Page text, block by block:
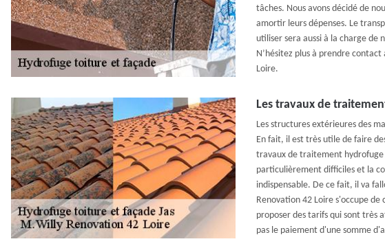
tâches. Nous avons décidé de
amortir leurs dépenses. Le
utiliser sera aussi à la charge de
N’hésitez plus à prendre
Loire.
Les travaux de
Les structures extérieures des
En fait, il est très utile de faire
travaux de traitement hydrofuge
particulièrement difficiles et la
indispensable. De ce fait, il va
Renovation 42 Loire s'occupe
proposer des tarifs qui sont très
pas le paiement d'une somme